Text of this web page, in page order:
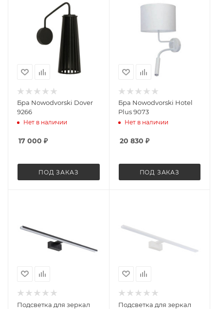
Бра Nowodvorski Dover
9266
Нет в наличии
17 000 ₽
ПОД ЗАКАЗ
Бра Nowodvorski Hotel
Plus 9073
Нет в наличии
20 830 ₽
ПОД ЗАКАЗ
Подсветка для зеркал
Подсветка для зеркал